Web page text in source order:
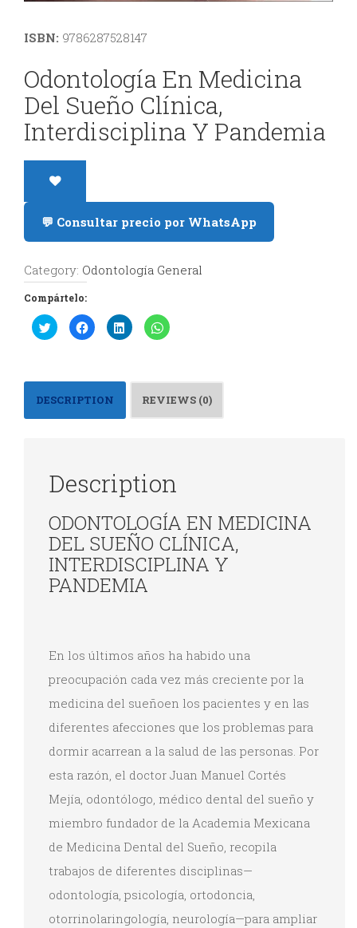
Radiología
y
Dental
ISBN: 9786287528147
Odontología En Medicina
Del Sueño Clínica,
Interdisciplina Y Pandemia
💬 Consultar precio por WhatsApp
Category: Odontología General
Compártelo:
Haz
clic
(Se
en
ventana
Haz
clic
(Se
en
ventana
Haz
clic
(Se
ventana
Haz
clic
(Se
en
ventana
DESCRIPTION REVIEWS (0)
Description
ODONTOLOGÍA EN MEDICINA
DEL SUEÑO CLÍNICA,
INTERDISCIPLINA Y
PANDEMIA
En los últimos años ha habido una
preocupación cada vez más creciente por la
medicina del sueñoen los pacientes y en las
diferentes afecciones que los problemas para
dormir acarrean a la salud de las personas. Por
esta razón, el doctor Juan Manuel Cortés
Mejía, odontólogo, médico dental del sueño y
miembro fundador de la Academia Mexicana
de Medicina Dental del Sueño, recopila
trabajos de diferentes disciplinas—
odontología, psicología, ortodoncia,
otorrinolaringología, neurología—para ampliar